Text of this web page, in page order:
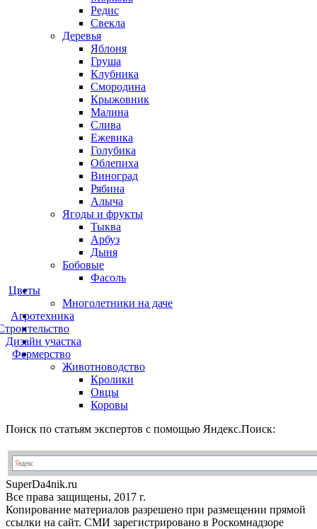
Редис
Свекла
Деревья
Яблоня
Груша
Клубника
Смородина
Крыжовник
Малина
Слива
Ежевика
Голубика
Облепиха
Виноград
Рябина
Алыча
Ягоды и фрукты
Тыква
Арбуз
Дыня
Бобовые
Фасоль
Цветы
Многолетники на даче
Агротехника
Дизайн участка
Фермерство
Животноводство
Кролики
Овцы
Коровы
Поиск по статьям экспертов с помощью Яндекс.Поиск:
SuperDa4nik.ru
Все права защищены, 2017 г.
Копирование материалов разрешено при размещении прямой
ссылки на сайт. СМИ зарегистрировано в Роскомнадзоре